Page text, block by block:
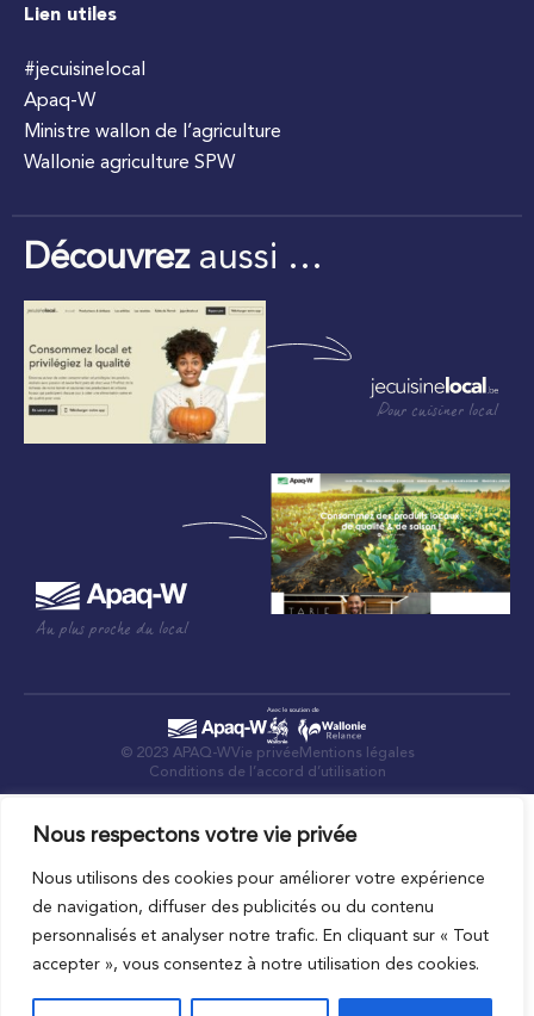
Nous respectons votre vie privée
Nous utilisons des cookies pour améliorer votre expérience
de navigation, diffuser des publicités ou du contenu
personnalisés et analyser notre trafic. En cliquant sur « Tout
accepter », vous consentez à notre utilisation des cookies.
Lien utiles
#jecuisinelocal
Apaq-W
Ministre wallon de l’agriculture
Wallonie agriculture SPW
Découvrezaussi …
Pour cuisiner local
Au plus proche du local
© 2023 APAQ-WVie privée Mentions légales
Conditions de l’accord d’utilisation